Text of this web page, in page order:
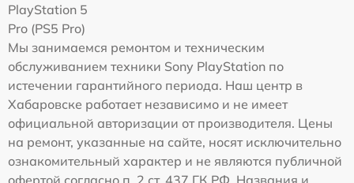
PlayStation 5
Pro (PS5 Pro)
Мы занимаемся ремонтом и техническим
обслуживанием техники Sony PlayStation по
истечении гарантийного периода. Наш центр в
Хабаровске работает независимо и не имеет
официальной авторизации от производителя. Цены
на ремонт, указанные на сайте, носят исключительно
ознакомительный характер и не являются публичной
офертой согласно п. 2 ст. 437 ГК РФ. Названия и